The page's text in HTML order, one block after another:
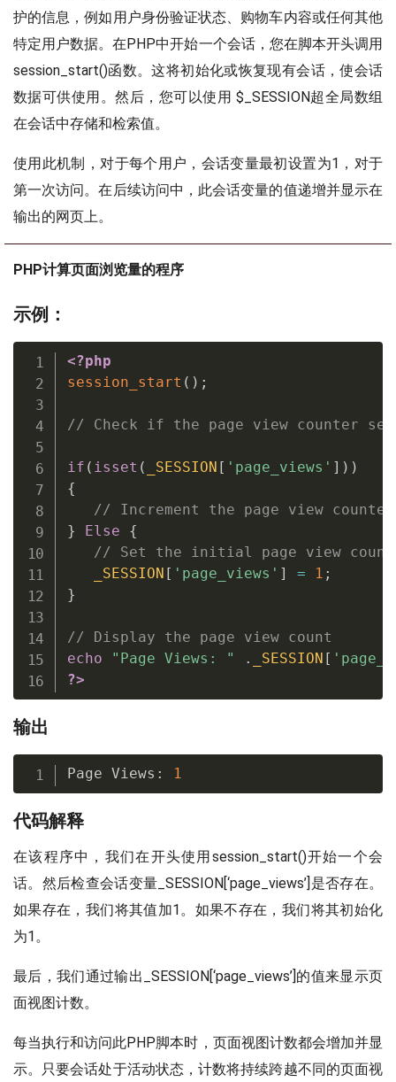
护的信息，例如用户身份验证状态、购物车内容或任何其他
特定用户数据。在PHP中开始一个会话，您在脚本开头调用
session_start()函数。这将初始化或恢复现有会话，使会话
数据可供使用。然后，您可以使用 $_SESSION超全局数组
在会话中存储和检索值。
使用此机制，对于每个用户，会话变量最初设置为1，对于
第一次访问。在后续访问中，此会话变量的值递增并显示在
输出的网页上。
PHP计算页面浏览量的程序
示例：
<?php
session_start ( ) ;
// Check if the page view counter
if ( isset ( _SESSION [ 'page_views' ] ) )
{
// Increment the page view
}
Else
{
// Set the initial page view
_SESSION [ 'page_views' ] = 1 ;
}
// Display the page view count
echo
"Page Views: " . _SESSION [
?>
输出
Page Views : 1
代码解释
在该程序中，我们在开头使用session_start()开始一个会
话。然后检查会话变量 _SESSION[‘page_views’]是否存在。
如果存在，我们将其值加1。如果不存在，我们将其初始化
为1。
最后，我们通过输出_SESSION[‘page_views’]的值来显示页
面视图计数。
每当执行和访问此PHP脚本时，页面视图计数都会增加并显
示。只要会话处于活动状态，计数将持续跨越不同的页面视